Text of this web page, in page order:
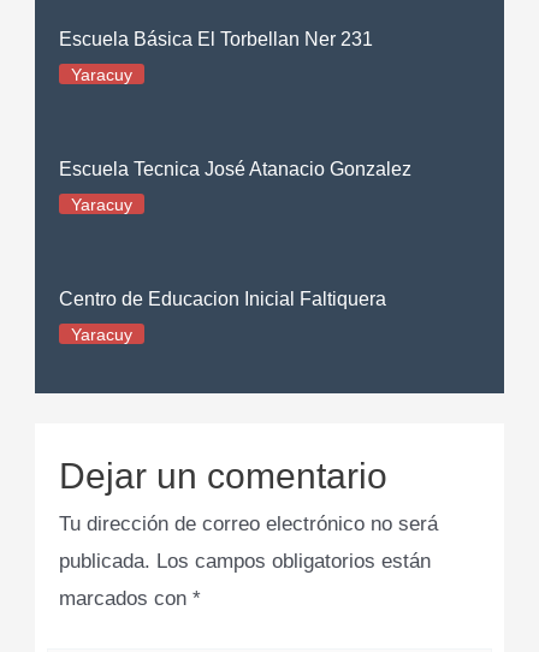
Escuela Básica El Torbellan Ner 231
Yaracuy
Escuela Tecnica José Atanacio Gonzalez
Yaracuy
Centro de Educacion Inicial Faltiquera
Yaracuy
Dejar un comentario
Tu dirección de correo electrónico no será
publicada. Los campos obligatorios están
marcados con*